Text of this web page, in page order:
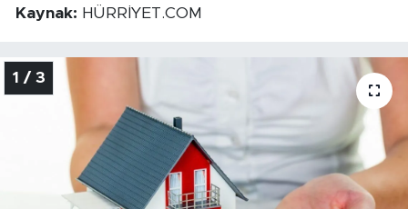
Kaynak: HÜRRİYET.COM
1 / 3